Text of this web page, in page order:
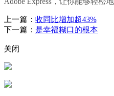
上一篇： 收同比增加超43%
下一篇： 是幸福糊口的根本
关闭